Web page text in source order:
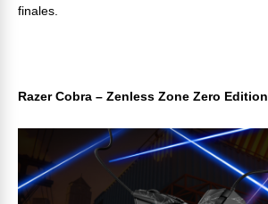
finales.
Razer Cobra – Zenless Zone Zero Edition